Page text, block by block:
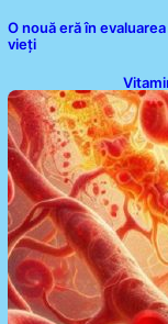
O nouă eră în
vieți